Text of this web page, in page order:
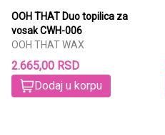
OOH THAT Duo topilica za
vosak CWH-006
OOH THAT WAX
2.665,00 RSD
Dodaj u korpu